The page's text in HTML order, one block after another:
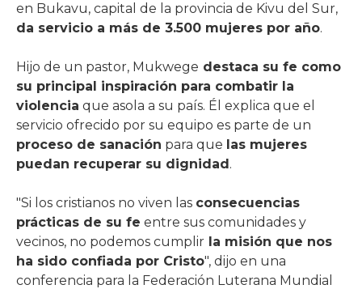
en Bukavu, capital de la provincia de Kivu del Sur,
da servicio a más de 3.500 mujeres por año.
Hijo de un pastor, Mukwege destaca su fe como
su principal inspiración para combatir la
violencia que asola a su país. Él explica que el
servicio ofrecido por su equipo es parte de un
proceso de sanación para que las mujeres
puedan recuperar su dignidad.
"Si los cristianos no viven las consecuencias
prácticas de su fe entre sus comunidades y
vecinos, no podemos cumplir la misión que nos
ha sido confiada por Cristo", dijo en una
conferencia para la Federación Luterana Mundial